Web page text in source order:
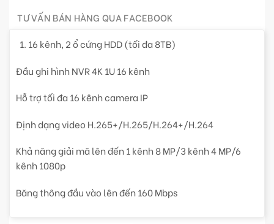
TƯ VẤN BÁN HÀNG QUA FACEBOOK
16 kênh, 2 ổ cứng HDD (tối đa 8TB)
Đầu ghi hình NVR 4K 1U 16 kênh
Hỗ trợ tối đa 16 kênh camera IP
Định dạng video H.265+/H.265/H.264+/H.264
Khả năng giải mã lên đến 1 kênh 8 MP/3 kênh 4 MP/6
kênh 1080p
Băng thông đầu vào lên đến 160 Mbps